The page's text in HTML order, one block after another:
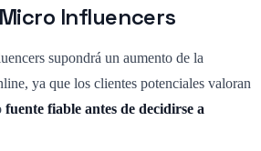
Influencers
supondrá un aumento de la
ya que los clientes potenciales valoran
fuente fiable antes de decidirse a